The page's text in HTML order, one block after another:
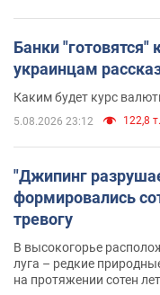
Банки "готовятся"
украинцам
Каким будет курс
5.08.2026 23:12 122,8 т.
"Джипинг
формировались
тревогу
В высокогорье
луга – редкие
на протяжении сотен лет